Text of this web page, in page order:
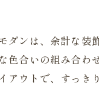
ダンは、余計な
色合いの組み合
アウトで、すっき